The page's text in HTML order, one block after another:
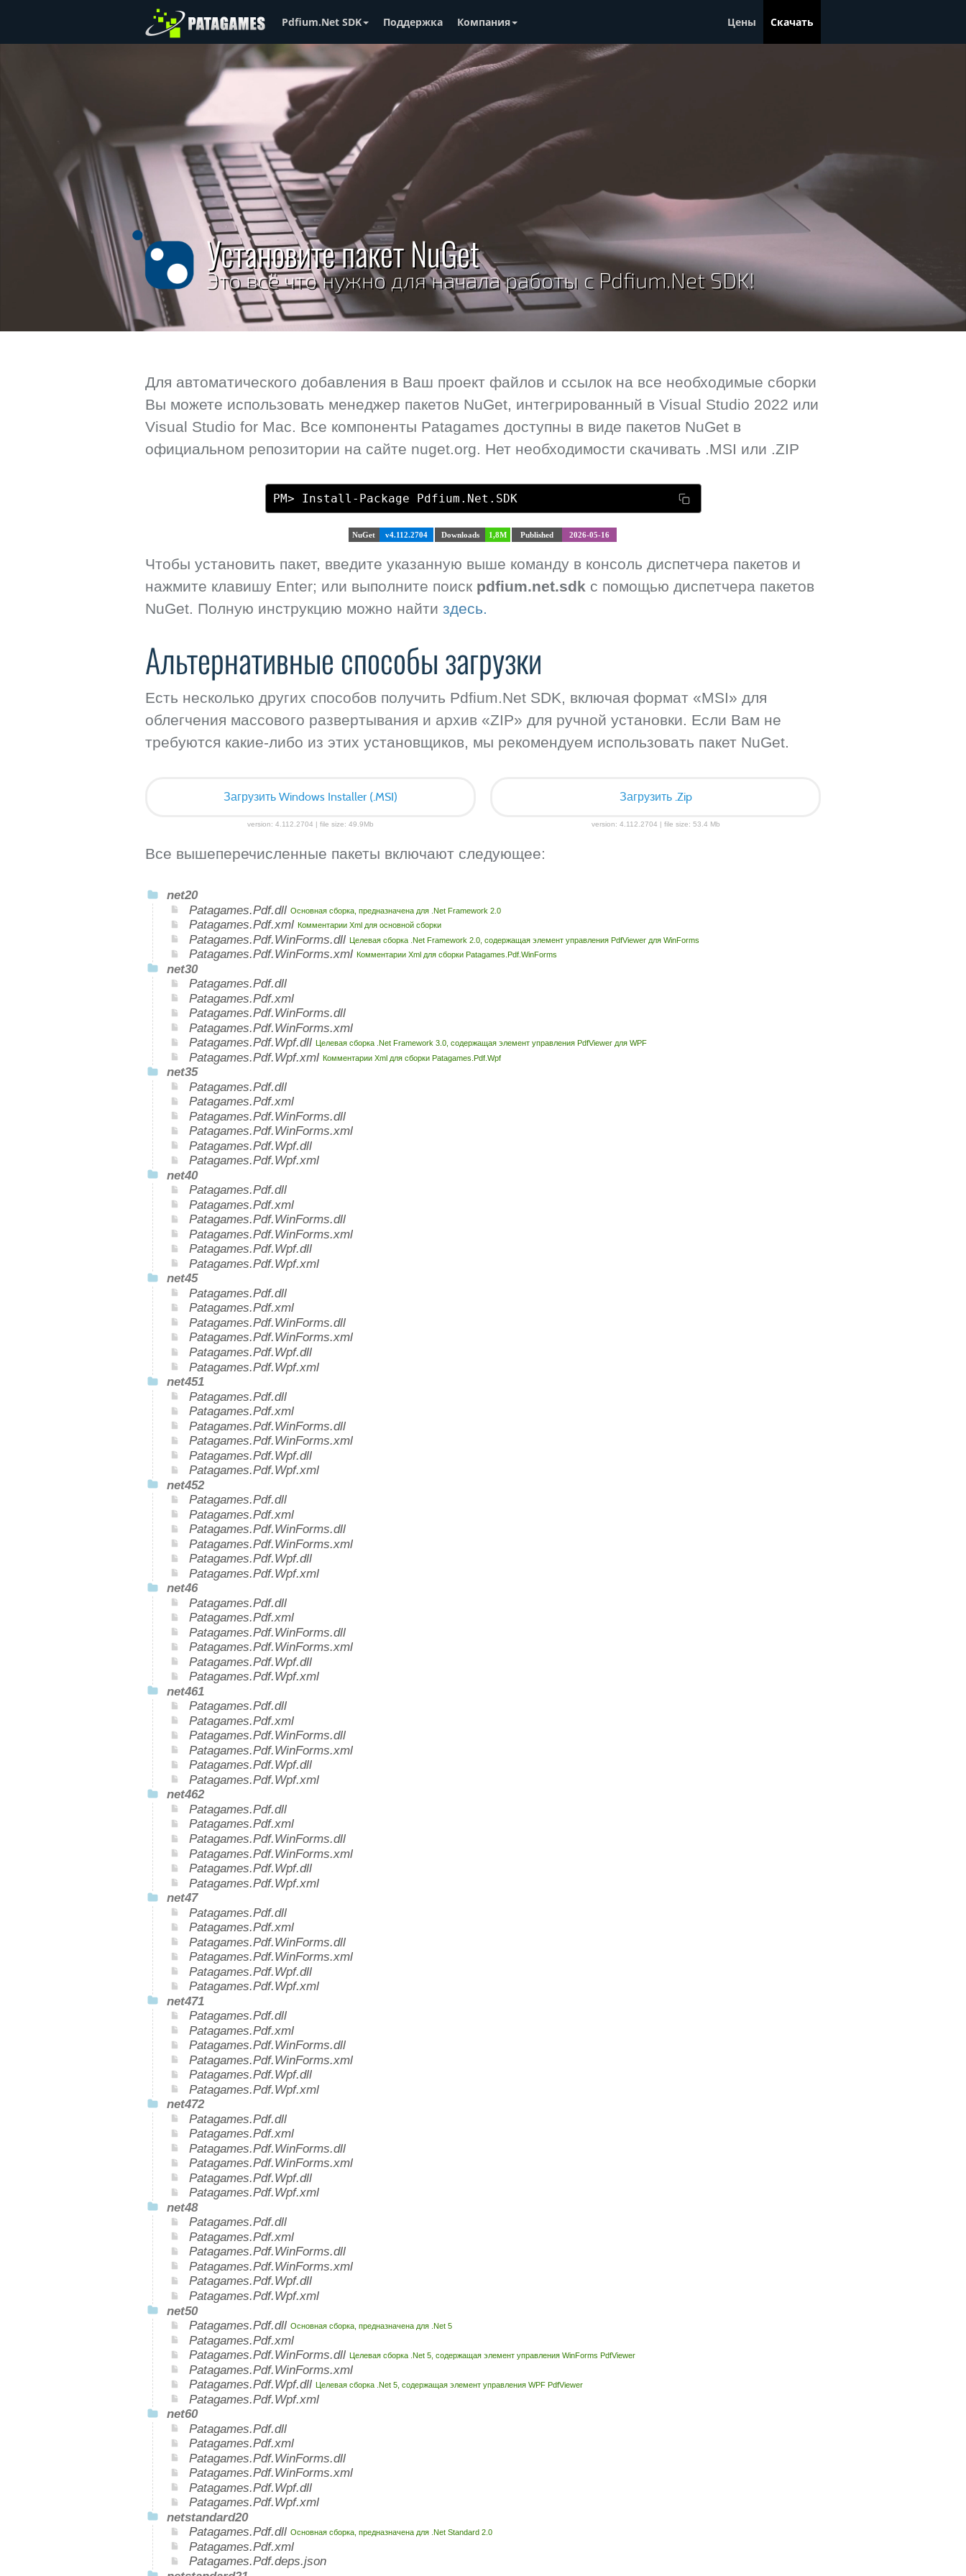
Pdfium.Net SDK Поддержка Компания Цены Скачать
Установите пакет NuGet
Это всё что нужно для начала работы с Pdfium.Net SDK!
Для автоматического добавления в Ваш проект файлов и ссылок на все необходимые сборки
Вы можете использовать менеджер пакетов NuGet, интегрированный в Visual Studio 2022 или
Visual Studio for Mac. Все компоненты Patagames доступны в виде пакетов NuGet в
официальном репозитории на сайте nuget.org. Нет необходимости скачивать .MSI или .ZIP
PM> Install-Package Pdfium.Net.SDK
NuGet v4.112.2704 Downloads 1,8M Published 2026-05-16
Чтобы установить пакет, введите указанную выше команду в консоль диспетчера пакетов и
нажмите клавишу Enter; или выполните поиск pdfium.net.sdk с помощью диспетчера пакетов
NuGet. Полную инструкцию можно найти здесь.
Альтернативные способы загрузки
Есть несколько других способов получить Pdfium.Net SDK, включая формат «MSI» для
облегчения массового развертывания и архив «ZIP» для ручной установки. Если Вам не
требуются какие-либо из этих установщиков, мы рекомендуем использовать пакет NuGet.
Загрузить Windows Installer (.MSI)
version: 4.112.2704 | file size: 49.9Mb
Загрузить .Zip
version: 4.112.2704 | file size: 53.4 Mb
Все вышеперечисленные пакеты включают следующее:
net20
Patagames.Pdf.dll Основная сборка, предназначена для .Net Framework 2.0
Patagames.Pdf.xml Комментарии Xml для основной сборки
Patagames.Pdf.WinForms.dll Целевая сборка .Net Framework 2.0, содержащая элемент управления PdfViewer для WinForms
Patagames.Pdf.WinForms.xml Комментарии Xml для сборки Patagames.Pdf.WinForms
net30
Patagames.Pdf.dll
Patagames.Pdf.xml
Patagames.Pdf.WinForms.dll
Patagames.Pdf.WinForms.xml
Patagames.Pdf.Wpf.dll Целевая сборка .Net Framework 3.0, содержащая элемент управления PdfViewer для WPF
Patagames.Pdf.Wpf.xml Комментарии Xml для сборки Patagames.Pdf.Wpf
net35
Patagames.Pdf.dll
Patagames.Pdf.xml
Patagames.Pdf.WinForms.dll
Patagames.Pdf.WinForms.xml
Patagames.Pdf.Wpf.dll
Patagames.Pdf.Wpf.xml
net40
Patagames.Pdf.dll
Patagames.Pdf.xml
Patagames.Pdf.WinForms.dll
Patagames.Pdf.WinForms.xml
Patagames.Pdf.Wpf.dll
Patagames.Pdf.Wpf.xml
net45
Patagames.Pdf.dll
Patagames.Pdf.xml
Patagames.Pdf.WinForms.dll
Patagames.Pdf.WinForms.xml
Patagames.Pdf.Wpf.dll
Patagames.Pdf.Wpf.xml
net451
Patagames.Pdf.dll
Patagames.Pdf.xml
Patagames.Pdf.WinForms.dll
Patagames.Pdf.WinForms.xml
Patagames.Pdf.Wpf.dll
Patagames.Pdf.Wpf.xml
net452
Patagames.Pdf.dll
Patagames.Pdf.xml
Patagames.Pdf.WinForms.dll
Patagames.Pdf.WinForms.xml
Patagames.Pdf.Wpf.dll
Patagames.Pdf.Wpf.xml
net46
Patagames.Pdf.dll
Patagames.Pdf.xml
Patagames.Pdf.WinForms.dll
Patagames.Pdf.WinForms.xml
Patagames.Pdf.Wpf.dll
Patagames.Pdf.Wpf.xml
net461
Patagames.Pdf.dll
Patagames.Pdf.xml
Patagames.Pdf.WinForms.dll
Patagames.Pdf.WinForms.xml
Patagames.Pdf.Wpf.dll
Patagames.Pdf.Wpf.xml
net462
Patagames.Pdf.dll
Patagames.Pdf.xml
Patagames.Pdf.WinForms.dll
Patagames.Pdf.WinForms.xml
Patagames.Pdf.Wpf.dll
Patagames.Pdf.Wpf.xml
net47
Patagames.Pdf.dll
Patagames.Pdf.xml
Patagames.Pdf.WinForms.dll
Patagames.Pdf.WinForms.xml
Patagames.Pdf.Wpf.dll
Patagames.Pdf.Wpf.xml
net471
Patagames.Pdf.dll
Patagames.Pdf.xml
Patagames.Pdf.WinForms.dll
Patagames.Pdf.WinForms.xml
Patagames.Pdf.Wpf.dll
Patagames.Pdf.Wpf.xml
net472
Patagames.Pdf.dll
Patagames.Pdf.xml
Patagames.Pdf.WinForms.dll
Patagames.Pdf.WinForms.xml
Patagames.Pdf.Wpf.dll
Patagames.Pdf.Wpf.xml
net48
Patagames.Pdf.dll
Patagames.Pdf.xml
Patagames.Pdf.WinForms.dll
Patagames.Pdf.WinForms.xml
Patagames.Pdf.Wpf.dll
Patagames.Pdf.Wpf.xml
net50
Patagames.Pdf.dll Основная сборка, предназначена для .Net 5
Patagames.Pdf.xml
Patagames.Pdf.WinForms.dll Целевая сборка .Net 5, содержащая элемент управления WinForms PdfViewer
Patagames.Pdf.WinForms.xml
Patagames.Pdf.Wpf.dll Целевая сборка .Net 5, содержащая элемент управления WPF PdfViewer
Patagames.Pdf.Wpf.xml
net60
Patagames.Pdf.dll
Patagames.Pdf.xml
Patagames.Pdf.WinForms.dll
Patagames.Pdf.WinForms.xml
Patagames.Pdf.Wpf.dll
Patagames.Pdf.Wpf.xml
netstandard20
Patagames.Pdf.dll Основная сборка, предназначена для .Net Standard 2.0
Patagames.Pdf.xml
Patagames.Pdf.deps.json